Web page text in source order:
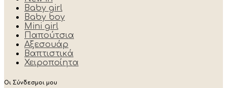
Baby girl
Baby boy
Mini girl
Παπούτσια
Αξεσουάρ
Βαπτιστικά
Χειροποίητα
Οι Σύνδεσμοι μου